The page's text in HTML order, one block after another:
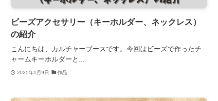
ビーズアクセサリー（キーホルダー、ネックレス）
の紹介
こんにちは、カルチャーブースです。今回はビーズで作ったチ
ャームキーホルダーと...
2025年1月9日 作品